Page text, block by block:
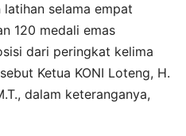
selama empat
120 medali emas
dari peringkat kelima
Ketua KONI Loteng, H.
dalam keteranganya,